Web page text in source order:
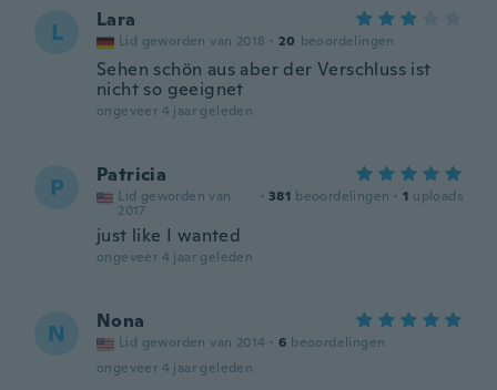
L Lara
Lid geworden van 2018 · 20 beoordelingen
Sehen schön aus aber der Verschluss ist
nicht so geeignet
ongeveer 4 jaar geleden
P Patricia
Lid geworden van
2017
· 381 beoordelingen · 1 uploads
just like I wanted
ongeveer 4 jaar geleden
N Nona
Lid geworden van 2014 · 6 beoordelingen
ongeveer 4 jaar geleden